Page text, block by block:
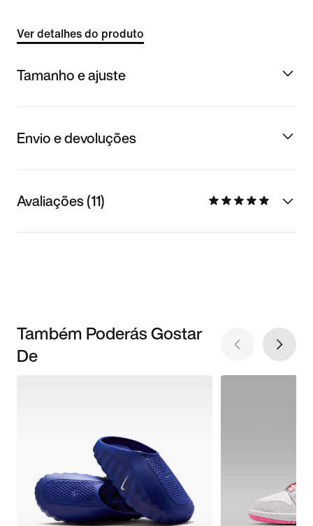
Ver detalhes do produto
Tamanho e ajuste
Envio e devoluções
Avaliações (11)
Também Poderás Gostar
De